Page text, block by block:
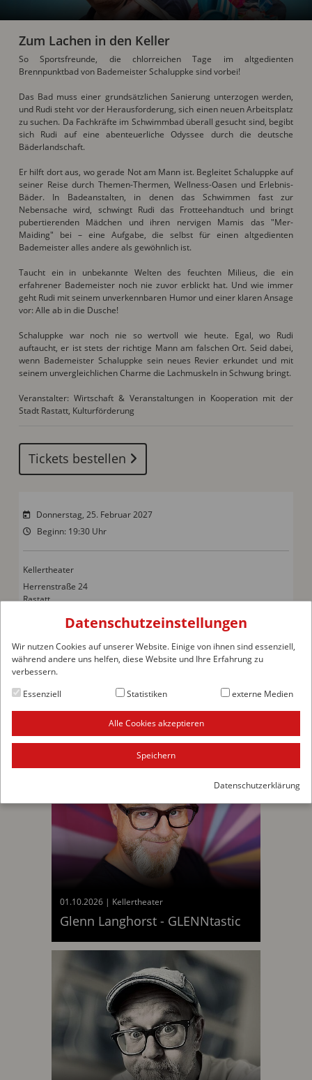
Datenschutzeinstellungen
Wir nutzen Cookies auf unserer Website. Einige von ihnen sind essenziell,
während andere uns helfen, diese Website und Ihre Erfahrung zu
verbessern.
Essenziell
Statistiken externe Medien
Alle Cookies akzeptieren
Speichern
Datenschutzerklärung
Zum Lachen in den Keller
So Sportsfreunde, die chlorreichen Tage im altgedienten
Brennpunktbad von Bademeister Schaluppke sind vorbei!
Das Bad muss einer grundsätzlichen Sanierung unterzogen werden,
und Rudi steht vor der Herausforderung, sich einen neuen Arbeitsplatz
zu suchen. Da Fachkräfte im Schwimmbad überall gesucht sind, begibt
sich Rudi auf eine abenteuerliche Odyssee durch die deutsche
Bäderlandschaft.
Er hilft dort aus, wo gerade Not am Mann ist. Begleitet Schaluppke auf
seiner Reise durch Themen-Thermen, Wellness-Oasen und Erlebnis-
Bäder. In Badeanstalten, in denen das Schwimmen fast zur
Nebensache wird, schwingt Rudi das Frotteehandtuch und bringt
pubertierenden Mädchen und ihren nervigen Mamis das "Mer-
Maiding" bei – eine Aufgabe, die selbst für einen altgedienten
Bademeister alles andere als gewöhnlich ist.
Taucht ein in unbekannte Welten des feuchten Milieus, die ein
erfahrener Bademeister noch nie zuvor erblickt hat. Und wie immer
geht Rudi mit seinem unverkennbaren Humor und einer klaren Ansage
vor: Alle ab in die Dusche!
Schaluppke war noch nie so wertvoll wie heute. Egal, wo Rudi
auftaucht, er ist stets der richtige Mann am falschen Ort. Seid dabei,
wenn Bademeister Schaluppke sein neues Revier erkundet und mit
seinem unvergleichlichen Charme die Lachmuskeln in Schwung bringt.
Veranstalter: Wirtschaft & Veranstaltungen in Kooperation mit der
Stadt Rastatt, Kulturförderung
Tickets bestellen
Donnerstag, 25. Februar 2027
Beginn: 19:30 Uhr
Kellertheater
Herrenstraße 24
Rastatt
Weitere Informationen zum Veranstaltungsort
Diese Veranstaltungen könnten Sie auch interessieren
01.10.2026 | Kellertheater
Glenn Langhorst - GLENNtastic